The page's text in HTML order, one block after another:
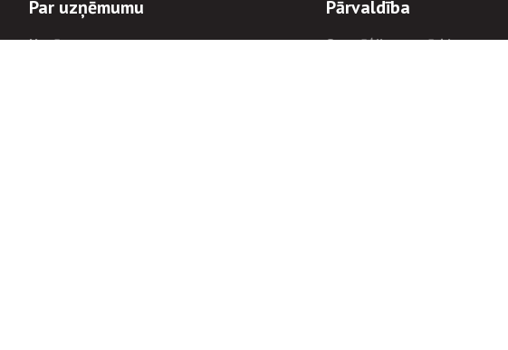
Par uzņēmumu
Uzņēmums
Pārvaldība
Stratēģija un mērķi